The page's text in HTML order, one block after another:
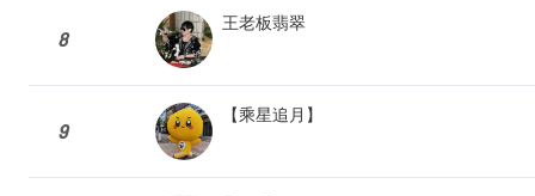
8
王老板翡翠
9
【乘星追月】